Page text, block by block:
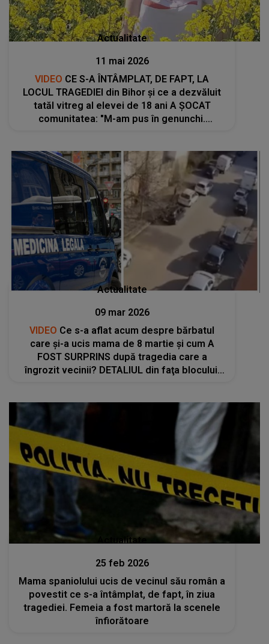
Actualitate
11 mai 2026
VIDEO CE S-A ÎNTÂMPLAT, DE FAPT, LA
LOCUL TRAGEDIEI din Bihor și ce a dezvăluit
tatăl vitreg al elevei de 18 ani A ȘOCAT
comunitatea: "M-am pus în genunchi.
Actualitate
09 mar 2026
VIDEO Ce s-a aflat acum despre bărbatul
care și-a ucis mama de 8 martie și cum A
FOST SURPRINS după tragedia care a
îngrozit vecinii? DETALIUL din faţa blocului:
Actualitate
25 feb 2026
Mama spaniolului ucis de vecinul său român a
povestit ce s-a întâmplat, de fapt, în ziua
tragediei. Femeia a fost martoră la scenele
înfiorătoare